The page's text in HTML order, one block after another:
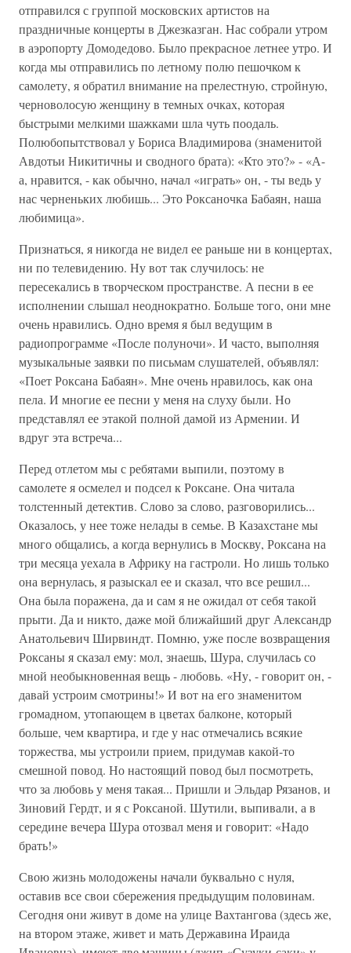
отправился с группой московских артистов на
праздничные концерты в Джезказган. Нас собрали утром
в аэропорту Домодедово. Было прекрасное летнее утро. И
когда мы отправились по летному полю пешочком к
самолету, я обратил внимание на прелестную, стройную,
черноволосую женщину в темных очках, которая
быстрыми мелкими шажками шла чуть поодаль.
Полюбопытствовал у Бориса Владимирова (знаменитой
Авдотьи Никитичны и сводного брата): «Кто это?» - «А-
а, нравится, - как обычно, начал «играть» он, - ты ведь у
нас черненьких любишь... Это Роксаночка Бабаян, наша
любимица».
Признаться, я никогда не видел ее раньше ни в концертах,
ни по телевидению. Ну вот так случилось: не
пересекались в творческом пространстве. А песни в ее
исполнении слышал неоднократно. Больше того, они мне
очень нравились. Одно время я был ведущим в
радиопрограмме «После полуночи». И часто, выполняя
музыкальные заявки по письмам слушателей, объявлял:
«Поет Роксана Бабаян». Мне очень нравилось, как она
пела. И многие ее песни у меня на слуху были. Но
представлял ее этакой полной дамой из Армении. И
вдруг эта встреча...
Перед отлетом мы с ребятами выпили, поэтому в
самолете я осмелел и подсел к Роксане. Она читала
толстенный детектив. Слово за слово, разговорились...
Оказалось, у нее тоже нелады в семье. В Казахстане мы
много общались, а когда вернулись в Москву, Роксана на
три месяца уехала в Африку на гастроли. Но лишь только
она вернулась, я разыскал ее и сказал, что все решил...
Она была поражена, да и сам я не ожидал от себя такой
прыти. Да и никто, даже мой ближайший друг Александр
Анатольевич Ширвиндт. Помню, уже после возвращения
Роксаны я сказал ему: мол, знаешь, Шура, случилась со
мной необыкновенная вещь - любовь. «Ну, - говорит он, -
давай устроим смотрины!» И вот на его знаменитом
громадном, утопающем в цветах балконе, который
больше, чем квартира, и где у нас отмечались всякие
торжества, мы устроили прием, придумав какой-то
смешной повод. Но настоящий повод был посмотреть,
что за любовь у меня такая... Пришли и Эльдар Рязанов, и
Зиновий Гердт, и я с Роксаной. Шутили, выпивали, а в
середине вечера Шура отозвал меня и говорит: «Надо
брать!»
Свою жизнь молодожены начали буквально с нуля,
оставив все свои сбережения предыдущим половинам.
Сегодня они живут в доме на улице Вахтангова (здесь же,
на втором этаже, живет и мать Державина Ираида